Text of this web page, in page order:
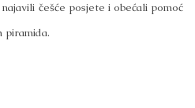
češće posjete i obećali pomoć
piramida.